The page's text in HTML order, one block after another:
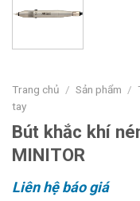
Trang chủ / Sản phẩm /
tay
Bút khắc khí
MINITOR
Liên hệ báo giá